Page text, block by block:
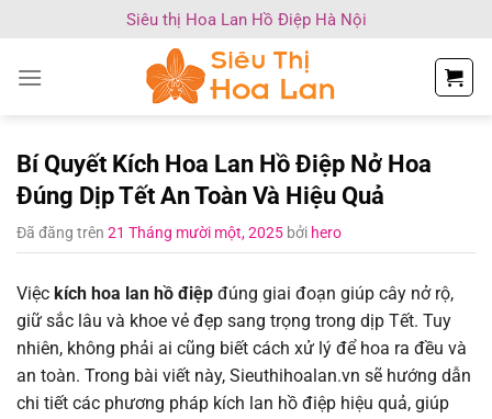
nội
Siêu thị Hoa Lan Hồ Điệp Hà Nội
Bí Quyết Kích Hoa Lan Hồ Điệp Nở Hoa
Đúng Dịp Tết An Toàn Và Hiệu Quả
Đã đăng trên 21 Tháng mười một, 2025 bởi hero
Việc kích hoa lan hồ điệp đúng giai đoạn giúp cây nở rộ,
giữ sắc lâu và khoe vẻ đẹp sang trọng trong dịp Tết. Tuy
nhiên, không phải ai cũng biết cách xử lý để hoa ra đều và
an toàn. Trong bài viết này, Sieuthihoalan.vn sẽ hướng dẫn
chi tiết các phương pháp kích lan hồ điệp hiệu quả, giúp